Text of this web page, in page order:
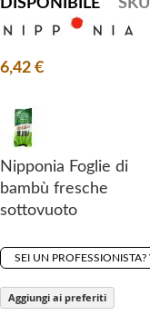
i
s
g
a
r
DISPONIBILE SKU
6,42 €
Nipponia Foglie di
bambù fresche
sottovuoto
SEI UN
Aggiungi ai preferiti